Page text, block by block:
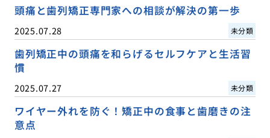
頭痛と歯列矯正専門家への相談が解決の第一歩
2025.07.28 未分類
歯列矯正中の頭痛を和らげるセルフケアと生活習
慣
2025.07.27 未分類
ワイヤー外れを防ぐ！矯正中の食事と歯磨きの注
意点